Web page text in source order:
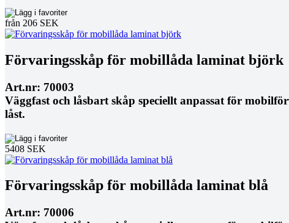
från 206 SEK
Förvaringsskåp för mobillåda laminat björk
Art.nr: 70003
Väggfast och låsbart skåp speciellt anpassat för
låst.
5408 SEK
Förvaringsskåp för mobillåda laminat blå
Art.nr: 70006